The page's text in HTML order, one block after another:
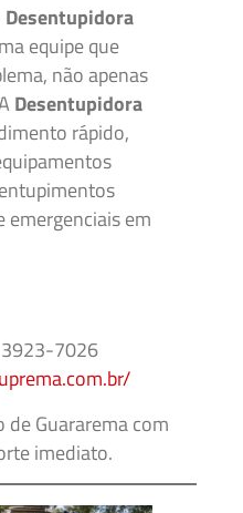
Desentupidora
equipe que
não apenas
Desentupidora
rápido,
emergenciais em
3923-7026
Guararema com
imediato.